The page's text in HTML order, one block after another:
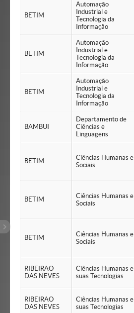
BETIM
Automação
Industrial e
Tecnologia da
Informação
BETIM
Automação
Industrial e
Tecnologia da
Informação
BETIM
Automação
Industrial e
Tecnologia da
Informação
BAMBUI
Departamento de
Ciências e
Linguagens
BETIM
Ciências Humanas e
Sociais
BETIM
Ciências Humanas e
Sociais
BETIM
Ciências Humanas e
Sociais
RIBEIRAO
DAS NEVES
Ciências Humanas e
suas Tecnologias
RIBEIRAO
DAS NEVES
Ciências Humanas e
suas Tecnologias